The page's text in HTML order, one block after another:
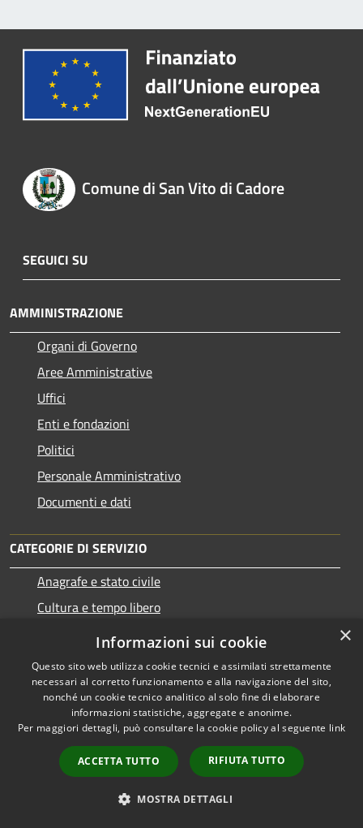
Comune di San Vito di Cadore
SEGUICI SU
AMMINISTRAZIONE
Organi di Governo
Aree Amministrative
Uffici
Enti e fondazioni
Politici
Personale Amministrativo
Documenti e dati
CATEGORIE DI SERVIZIO
Anagrafe e stato civile
Cultura e tempo libero
Imprese e Commercio
Catasto e urbanistica
Mobilità e trasporti
Educazione e formazione
Giustizia e sicurezza pubblica
×
Informazioni sui cookie
Questo sito web utilizza cookie tecnici e assimilati strettamente
necessari al corretto funzionamento e alla navigazione del sito,
nonché un cookie tecnico analitico al solo fine di elaborare
informazioni statistiche, aggregate e anonime.
Per maggiori dettagli, può consultare la cookie policy al seguente link
ACCETTA TUTTO RIFIUTA TUTTO
MOSTRA DETTAGLI